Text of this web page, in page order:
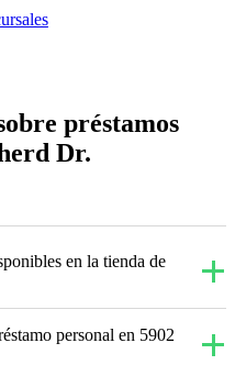
préstamos
Dr.
en la tienda de
personal en 5902